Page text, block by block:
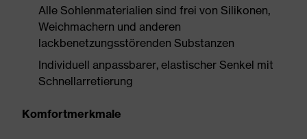
Alle Sohlenmaterialien sind frei von Silikonen,
Weichmachern und anderen
lackbenetzungsstörenden Substanzen
Individuell anpassbarer, elastischer Senkel mit
Schnellarretierung
Komfortmerkmale